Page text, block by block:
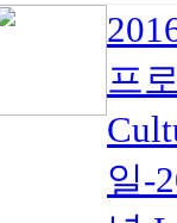
프
일-